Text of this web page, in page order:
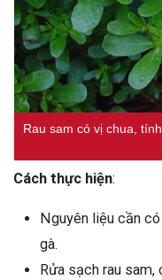
Rau sam có vị chua,
Cách thực hiện:
Nguyên liệu cần
gà.
Rửa sạch rau